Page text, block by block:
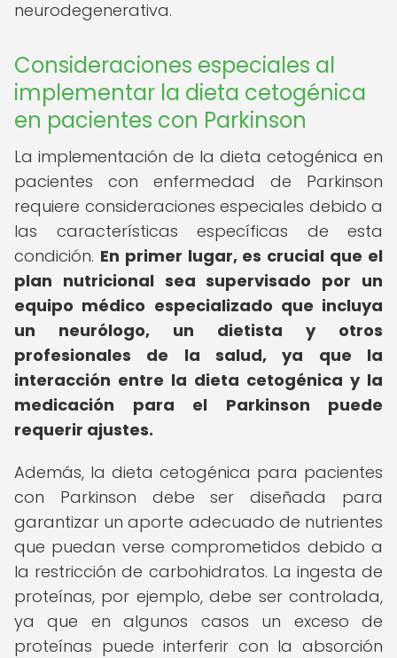
neurodegenerativa.
Consideraciones especiales al
implementar la dieta cetogénica
en pacientes con Parkinson
La implementación de la dieta cetogénica en
pacientes con enfermedad de Parkinson
requiere consideraciones especiales debido a
las características específicas de esta
condición. En primer lugar, es crucial que el
plan nutricional sea supervisado por un
equipo médico especializado que incluya
un neurólogo, un dietista y otros
profesionales de la salud, ya que la
interacción entre la dieta cetogénica y la
medicación para el Parkinson puede
requerir ajustes.
Además, la dieta cetogénica para pacientes
con Parkinson debe ser diseñada para
garantizar un aporte adecuado de nutrientes
que puedan verse comprometidos debido a
la restricción de carbohidratos. La ingesta de
proteínas, por ejemplo, debe ser controlada,
ya que en algunos casos un exceso de
proteínas puede interferir con la absorción